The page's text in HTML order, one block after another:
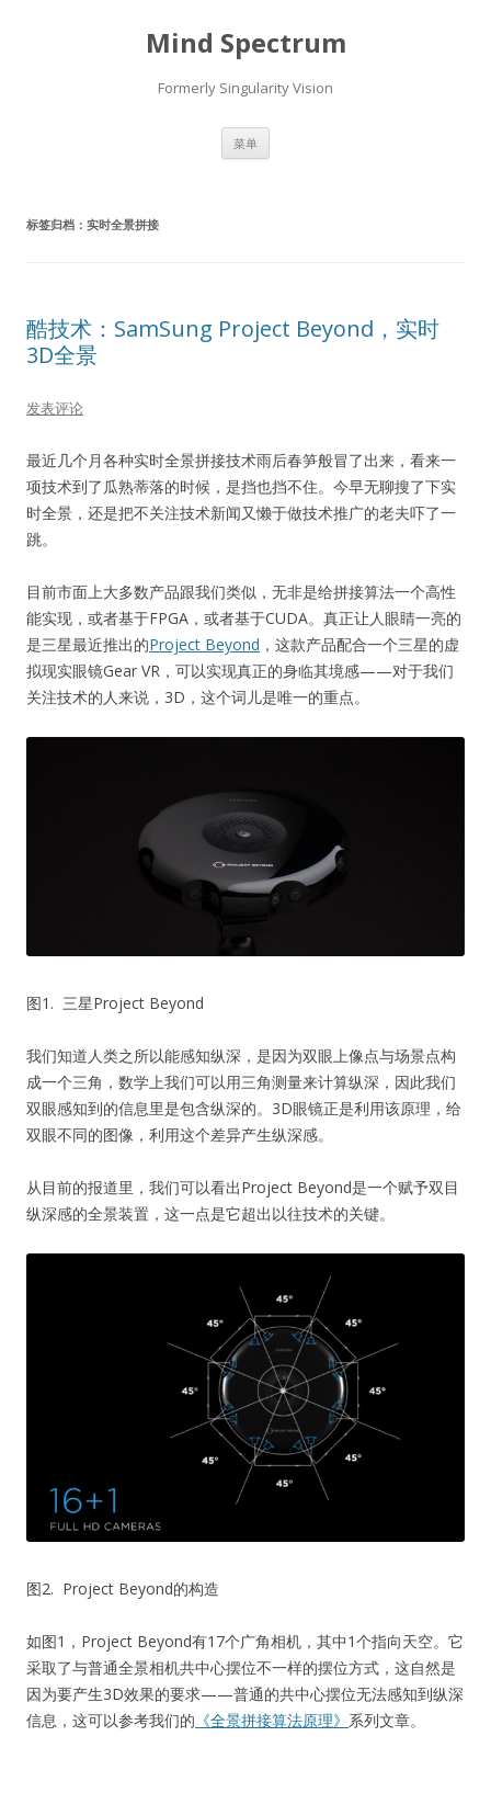
Mind Spectrum
Formerly Singularity Vision
菜单
标签归档： 实时全景拼接
酷技术：SamSung Project Beyond，实时
3D全景
发表评论
最近几个月各种实时全景拼接技术雨后春笋般冒了出来，看来一
项技术到了瓜熟蒂落的时候，是挡也挡不住。今早无聊搜了下实
时全景，还是把不关注技术新闻又懒于做技术推广的老夫吓了一
跳。
目前市面上大多数产品跟我们类似，无非是给拼接算法一个高性
能实现，或者基于FPGA，或者基于CUDA。真正让人眼睛一亮的
是三星最近推出的Project Beyond ，这款产品配合一个三星的虚
拟现实眼镜Gear VR，可以实现真正的身临其境感——对于我们
关注技术的人来说，3D，这个词儿是唯一的重点。
图1. 三星Project Beyond
我们知道人类之所以能感知纵深，是因为双眼上像点与场景点构
成一个三角，数学上我们可以用三角测量来计算纵深，因此我们
双眼感知到的信息里是包含纵深的。3D眼镜正是利用该原理，给
双眼不同的图像，利用这个差异产生纵深感。
从目前的报道里，我们可以看出Project Beyond是一个赋予双目
纵深感的全景装置，这一点是它超出以往技术的关键。
图2. Project Beyond的构造
如图1，Project Beyond有17个广角相机，其中1个指向天空。它
采取了与普通全景相机共中心摆位不一样的摆位方式，这自然是
因为要产生3D效果的要求——普通的共中心摆位无法感知到纵深
信息，这可以参考我们的 《全景拼接算法原理》 系列文章。